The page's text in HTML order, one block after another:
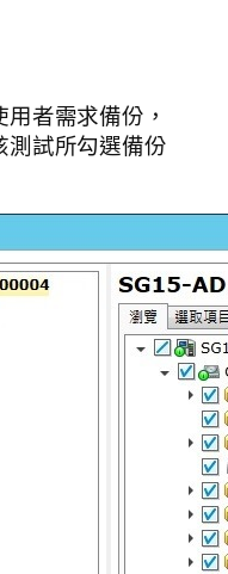
者需求備份，
試所勾選備份